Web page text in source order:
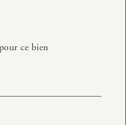
ce bien